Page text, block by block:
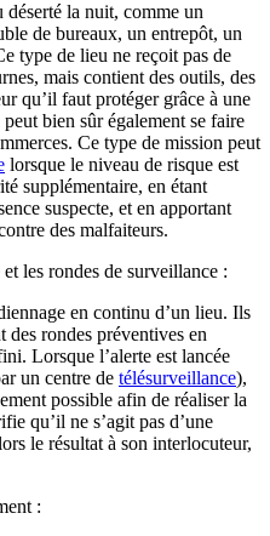
déserté la nuit, comme un
de bureaux, un entrepôt, un
type de lieu ne reçoit pas de
mais contient des outils, des
qu’il faut protéger grâce à une
bien sûr également se faire
Ce type de mission peut
lorsque le niveau de risque est
supplémentaire, en étant
suspecte, et en apportant
des malfaiteurs.
les rondes de surveillance :
en continu d’un lieu. Ils
des rondes préventives en
Lorsque l’alerte est lancée
un centre de télésurveillance),
possible afin de réaliser la
qu’il ne s’agit pas d’une
le résultat à son interlocuteur,
: